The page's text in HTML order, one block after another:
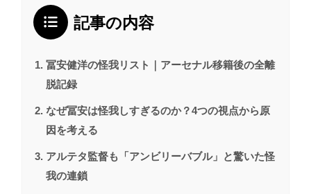
記事の内容
冨安健洋の怪我リスト｜アーセナル移籍後の全離
脱記録
なぜ冨安は怪我しすぎるのか？4つの視点から原
因を考える
アルテタ監督も「アンビリーバブル」と驚いた怪
我の連鎖